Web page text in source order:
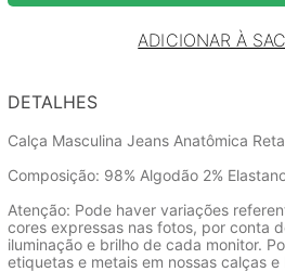
ADICIONAR À
DETALHES
Calça Masculina Jeans Anatômica
Composição: 98% Algodão 2%
Atenção: Pode haver variações
cores expressas nas fotos, por conta
iluminação e brilho de cada monitor.
etiquetas e metais em nossas calças e